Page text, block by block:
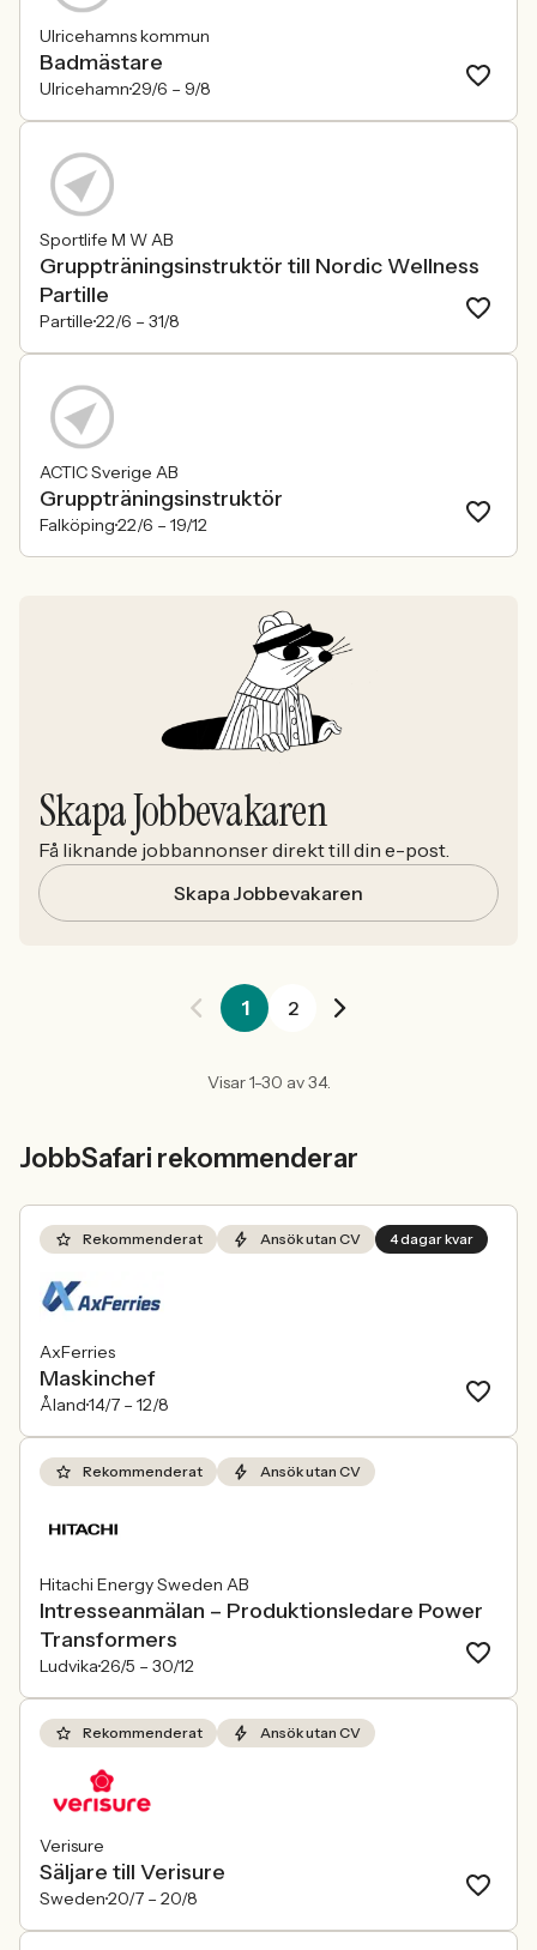
Ulricehamns kommun
Badmästare
Ulricehamn29/6 – 9/8
Sportlife M W AB
Gruppträningsinstruktör till Nordic Wellness
Partille
Partille22/6 – 31/8
ACTIC Sverige AB
Gruppträningsinstruktör
Falköping22/6 – 19/12
Skapa Jobbevakaren
Få liknande jobbannonser direkt till din e-post.
Skapa Jobbevakaren
1 2
Visar 1-30 av 34.
JobbSafari rekommenderar
Rekommenderat Ansök utan CV 4 dagar kvar
AxFerries
Maskinchef
Åland14/7 – 12/8
Rekommenderat Ansök utan CV
Hitachi Energy Sweden AB
Intresseanmälan – Produktionsledare Power
Transformers
Ludvika26/5 – 30/12
Rekommenderat Ansök utan CV
Verisure
Säljare till Verisure
Sweden20/7 – 20/8